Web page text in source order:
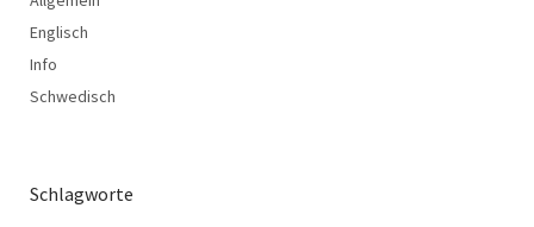
Englisch
Info
Schwedisch
Schlagworte